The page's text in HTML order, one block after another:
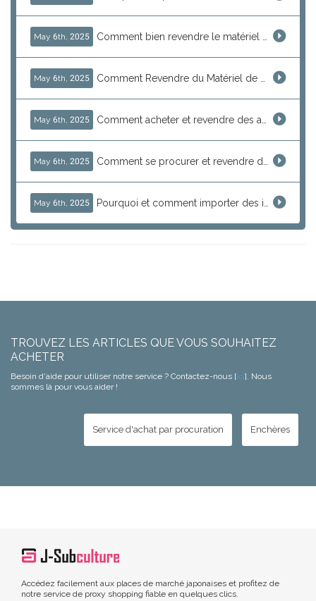
May 6th, 2025 Comment bien revendre le matériel de pêche japonais : conseils pour acheter Daiwa, Shimano et plus depuis le Japon
May 6th, 2025 Comment Revendre du Matériel de Jeu Japonais : Consoles, Jeux Rétro et Trésors d’Arcade à Découvrir
May 6th, 2025 Comment acheter et revendre des appareils photo japonais rares et vintage en toute sécurité avec J-Subculture
May 6th, 2025 Comment se procurer et revendre des produits otaku rares du Japon : guide complet pour les passionnés
May 6th, 2025 Pourquoi et comment importer des instruments de musique japonais d'occasion avec J-Subculture
TROUVEZ LES ARTICLES QUE VOUS SOUHAITEZ
ACHETER
Besoin d'aide pour utiliser notre service ? Contactez-nous [ici]. Nous
sommes là pour vous aider !
Service d'achat par procuration Enchères
Accédez facilement aux places de marché japonaises et profitez de
notre service de proxy shopping fiable en quelques clics.